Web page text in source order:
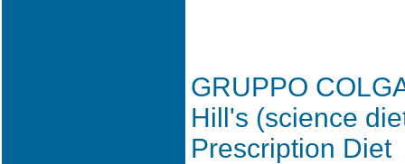
GRUPPO
Hill's (science
Prescription Diet